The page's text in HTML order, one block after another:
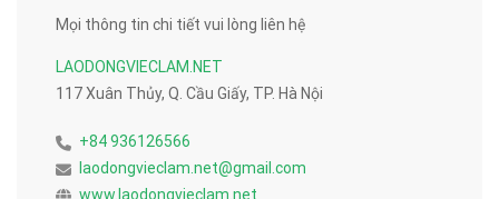
Mọi thông tin chi tiết vui lòng liên hệ
LAODONGVIECLAM.NET
117 Xuân Thủy, Q. Cầu Giấy, TP. Hà Nội
+84 936126566
laodongvieclam.net@gmail.com
www.laodongvieclam.net